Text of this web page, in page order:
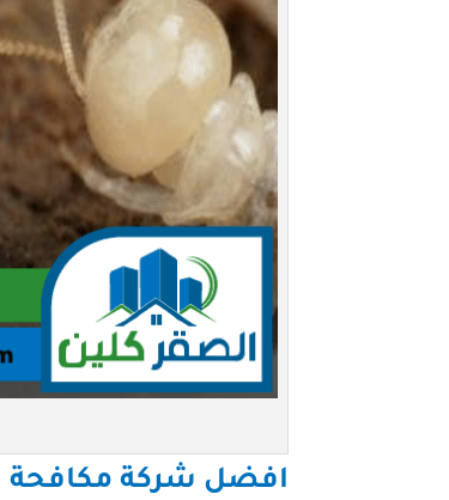
افضل شركة مكافحة